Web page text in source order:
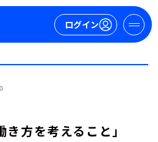
ログイン
き方を考えること」